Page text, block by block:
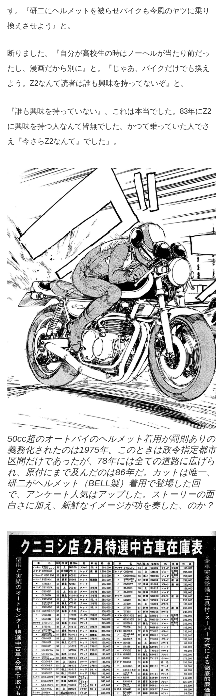
す。『研二にヘルメットを被らせバイクも今風のヤツに乗り
換えさせよう』と。
断りました。『自分が高校生の時はノーヘルが当たり前だっ
たし、漫画だから別に』と。『じゃあ、バイクだけでも換え
よう。Z2なんて読者は誰も興味を持ってないぞ』と。
『誰も興味を持っていない』。これは本当でした。83年にZ2
に興味を持つ人なんて皆無でした。かつて乗っていた人でさ
え『今さらZ2なんて』でした」。
50cc超のオートバイのヘルメット着用が罰則ありの
義務化されたのは1975年。このときは政令指定都市
区間だけであったが、78年には全ての道路に広げら
れ、原付にまで及んだのは86年だ。カットは唯一、
研二がヘルメット（BELL製）着用で登場した回
で、アンケート人気はアップした。ストーリーの面
白さに加え、新鮮なイメージが功を奏した、のか？